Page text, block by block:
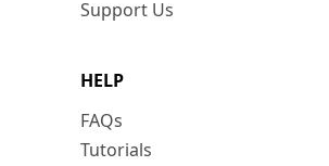
Support Us
HELP
FAQs
Tutorials